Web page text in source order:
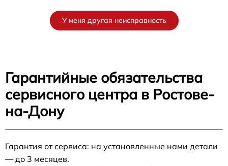
У меня другая неисправность
Гарантийные обязательства
сервисного центра в Ростове-
на-Дону
Гарантия от сервиса: на установленные нами детали
— до 3 месяцев.